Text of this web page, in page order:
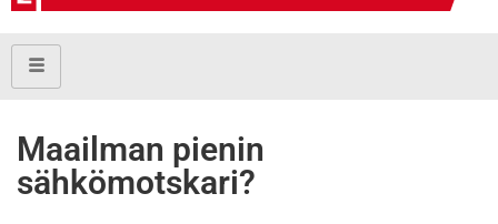
Maailman pienin
sähkömotskari?